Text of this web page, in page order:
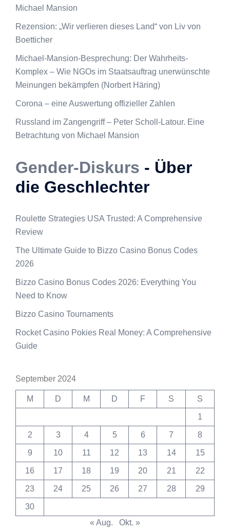
Michael Mansion
Rezension: „Wir verlieren dieses Land“ von Liv von
Boetticher
Michael-Mansion-Besprechung: Der Wahrheits-
Komplex – Wie NGOs im Staatsauftrag unerwünschte
Meinungen bekämpfen (Norbert Häring)
Corona – eine Auswertung offizieller Zahlen
Russland im Zangengriff – Peter Scholl-Latour. Eine
Betrachtung von Michael Mansion
Gender-Diskurs - Über
die Geschlechter
Roulette Strategies USA Trusted: A Comprehensive
Review
The Ultimate Guide to Bizzo Casino Bonus Codes
2026
Bizzo Casino Bonus Codes 2026: Everything You
Need to Know
Bizzo Casino Tournaments
Rocket Casino Pokies Real Money: A Comprehensive
Guide
September 2024
M D M D F S S
1
2 3 4 5 6 7 8
9 10 11 12 13 14 15
16 17 18 19 20 21 22
23 24 25 26 27 28 29
30
« Aug.
Okt. »